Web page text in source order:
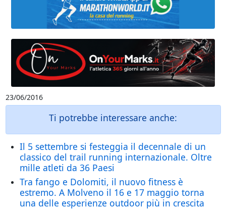
23/06/2016
Ti potrebbe interessare anche:
Il 5 settembre si festeggia il decennale di un
classico del trail running internazionale. Oltre
mille atleti da 36 Paesi
Tra fango e Dolomiti, il nuovo fitness è
estremo. A Molveno il 16 e 17 maggio torna
una delle esperienze outdoor più in crescita